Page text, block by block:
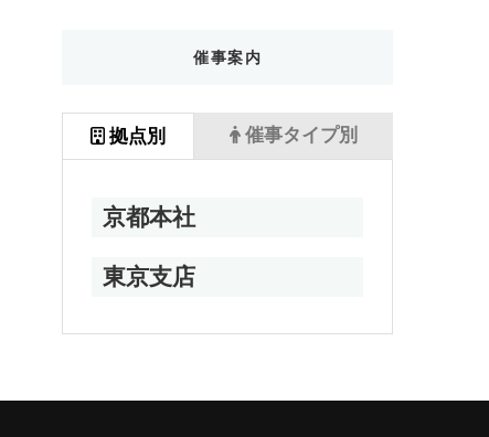
催事案内
拠点別
京都本社
東京支店
催事タイプ別